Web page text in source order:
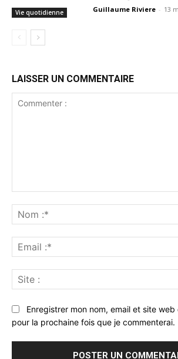
Vie quotidienne Guillaume Riviere - 13
LAISSER UN COMMENTAIRE
Enregistrer mon nom, email et site
pour la prochaine fois que je commenterai.